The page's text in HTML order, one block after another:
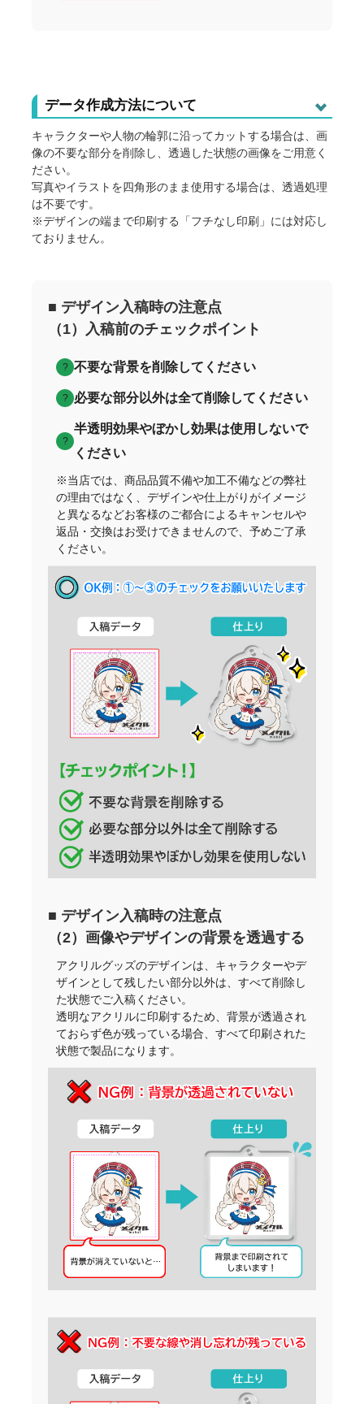
データ作成方法について
キャラクターや人物の輪郭に沿ってカットする場合は、画
像の不要な部分を削除し、透過した状態の画像をご用意く
ださい。
写真やイラストを四角形のまま使用する場合は、透過処理
は不要です。
※デザインの端まで印刷する「フチなし印刷」には対応し
ておりません。
■ デザイン入稿時の注意点
（1）入稿前のチェックポイント
? 不要な背景を削除してください
? 必要な部分以外は全て削除してください
?
半透明効果やぼかし効果は使用しないで
ください
※当店では、商品品質不備や加工不備などの弊社
の理由ではなく、デザインや仕上がりがイメージ
と異なるなどお客様のご都合によるキャンセルや
返品・交換はお受けできませんので、予めご了承
ください。
■ デザイン入稿時の注意点
（2）画像やデザインの背景を透過する
アクリルグッズのデザインは、キャラクターやデ
ザインとして残したい部分以外は、すべて削除し
た状態でご入稿ください。
透明なアクリルに印刷するため、背景が透過され
ておらず色が残っている場合、すべて印刷された
状態で製品になります。